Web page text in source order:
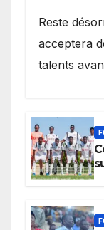
Reste
acceptera
talents